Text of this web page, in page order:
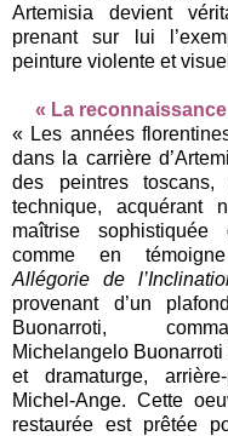
Artemisia devient
prenant sur lui
peinture violente et
« La
« Les années
dans la carrière
des peintres
technique, acquérant
maîtrise sophistiquée
comme en
Allégorie de
provenant d’un
Buonarroti,
Michelangelo
et dramaturge,
Michel-Ange. Cette
restaurée est prêtée